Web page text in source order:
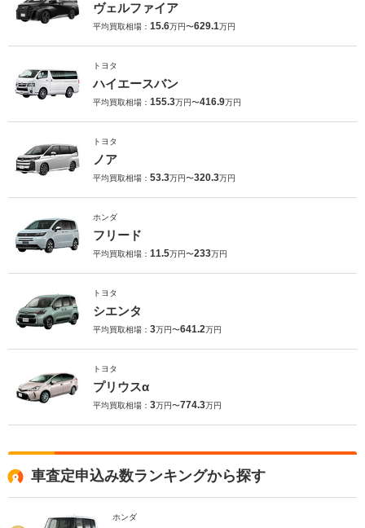
ヴェルファイア
平均買取相場： 15.6万円〜629.1万円
トヨタ
ハイエースバン
平均買取相場： 155.3万円〜416.9万円
トヨタ
ノア
平均買取相場： 53.3万円〜320.3万円
ホンダ
フリード
平均買取相場： 11.5万円〜233万円
トヨタ
シエンタ
平均買取相場： 3万円〜641.2万円
トヨタ
プリウスα
平均買取相場： 3万円〜774.3万円
車査定申込み数ランキングから探す
ホンダ